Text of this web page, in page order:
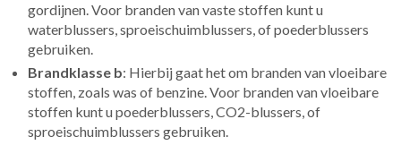
gordijnen. Voor branden van vaste stoffen kunt u
waterblussers, sproeischuimblussers, of poederblussers
gebruiken.
Brandklasse b: Hierbij gaat het om branden van vloeibare
stoffen, zoals was of benzine. Voor branden van vloeibare
stoffen kunt u poederblussers, CO2-blussers, of
sproeischuimblussers gebruiken.